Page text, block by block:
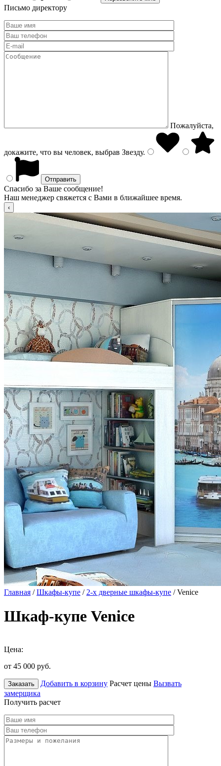
Письмо директору
Пожалуйста,
докажите, что вы человек, выбрав Звезду.
Спасибо за Ваше сообщение!
Наш менеджер свяжется с Вами в ближайшее время.
Главная /Шкафы-купе / 2-х дверные шкафы-купе / Venice
Шкаф-купе Venice
Цена:
от 45 000 руб.
Заказать Добавить в корзину Расчет цены Вызвать
замерщика
Получить расчет